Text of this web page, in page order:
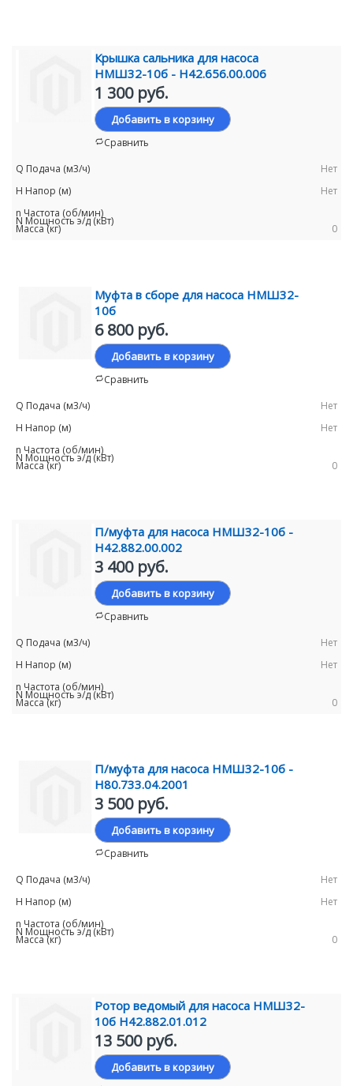
Крышка сальника для насоса
НМШ32-10б - Н42.656.00.006
1 300 руб.
Добавить в корзину
Сравнить
Нет
Нет
0
Муфта в сборе для насоса НМШ32-
10б
6 800 руб.
Добавить в корзину
Сравнить
Нет
Нет
0
П/муфта для насоса НМШ32-10б -
Н42.882.00.002
3 400 руб.
Добавить в корзину
Сравнить
Нет
Нет
0
П/муфта для насоса НМШ32-10б -
Н80.733.04.2001
3 500 руб.
Добавить в корзину
Сравнить
Нет
Нет
0
Ротор ведомый для насоса НМШ32-
10б Н42.882.01.012
13 500 руб.
Добавить в корзину